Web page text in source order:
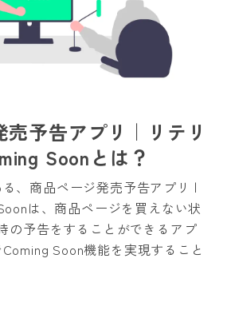
予告アプリ｜リテリ
Soonとは？
、商品ページ発売予告アプリ |
は、商品ページを買えない状
の予告をすることができるアプ
Soon機能を実現すること